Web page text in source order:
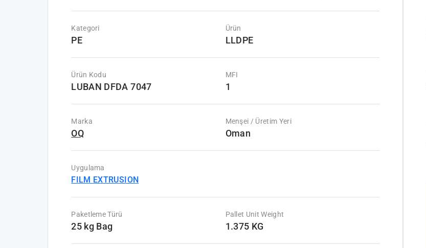
Kategori
PE
Ürün
LLDPE
Ürün Kodu
LUBAN DFDA 7047
MFI
1
Marka
OQ
Menşei / Üretim Yeri
Oman
Uygulama
FILM EXTRUSION
Paketleme Türü
25 kg Bag
Pallet Unit Weight
1.375 KG